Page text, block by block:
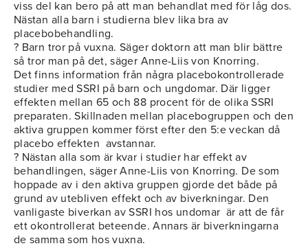
viss del kan bero på att man behandlat med för låg dos.
Nästan alla barn i studierna blev lika bra av
placebobehandling.
? Barn tror på vuxna. Säger doktorn att man blir bättre
så tror man på det, säger Anne-Liis von Knorring.
Det finns information från några placebokontrollerade
studier med SSRI på barn och ungdomar. Där ligger
effekten mellan 65 och 88 procent för de olika SSRI
preparaten. Skillnaden mellan placebogruppen och den
aktiva gruppen kommer först efter den 5:e veckan då
placebo effekten avstannar.
? Nästan alla som är kvar i studier har effekt av
behandlingen, säger Anne-Liis von Knorring. De som
hoppade av i den aktiva gruppen gjorde det både på
grund av utebliven effekt och av biverkningar. Den
vanligaste biverkan av SSRI hos undomar är att de får
ett okontrollerat beteende. Annars är biverkningarna
de samma som hos vuxna.